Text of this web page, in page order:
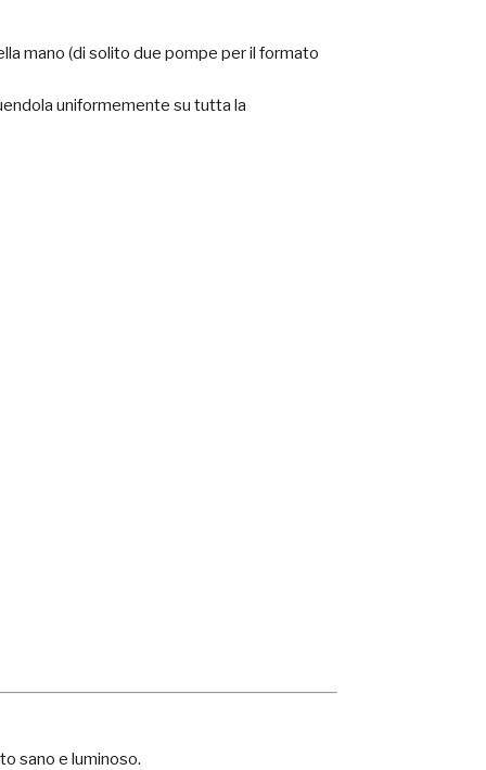
mano (di solito due pompe per il formato
uniformemente su tutta la
sano e luminoso.